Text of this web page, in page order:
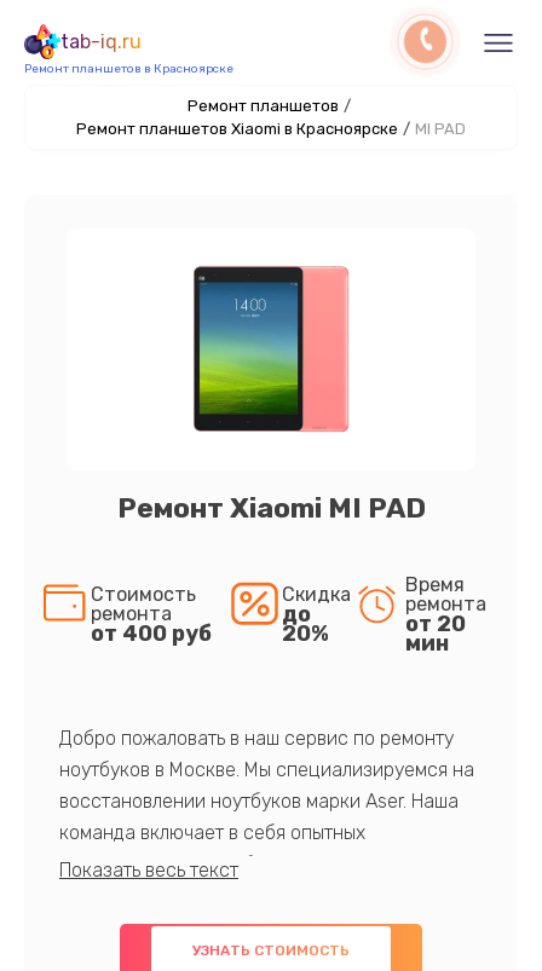
tab-iq.ru
Ремонт планшетов в Красноярске
Ремонт планшетов /
Ремонт планшетов Xiaomi в Красноярске / MI PAD
Ремонт Xiaomi MI PAD
Стоимость
ремонта
от 400 руб
Скидка
до
20%
Время
ремонта
от 20
мин
Добро пожаловать в наш сервис по ремонту
ноутбуков в Москве. Мы специализируемся на
восстановлении ноутбуков марки Aser. Наша
команда включает в себя опытных
профессионалов с обширными знаниями и
предлагаем быстрый и качественный ремонт с
использованием оригинальных компонентов, а
УЗНАТЬ СТОИМОСТЬ